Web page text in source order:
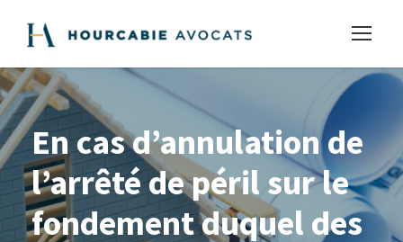
En cas d’annulation de
l’arrêté de péril sur le
fondement duquel des